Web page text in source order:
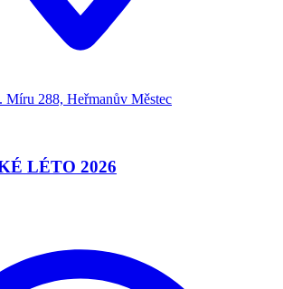
Míru 288, Heřmanův Městec
LÉTO 2026